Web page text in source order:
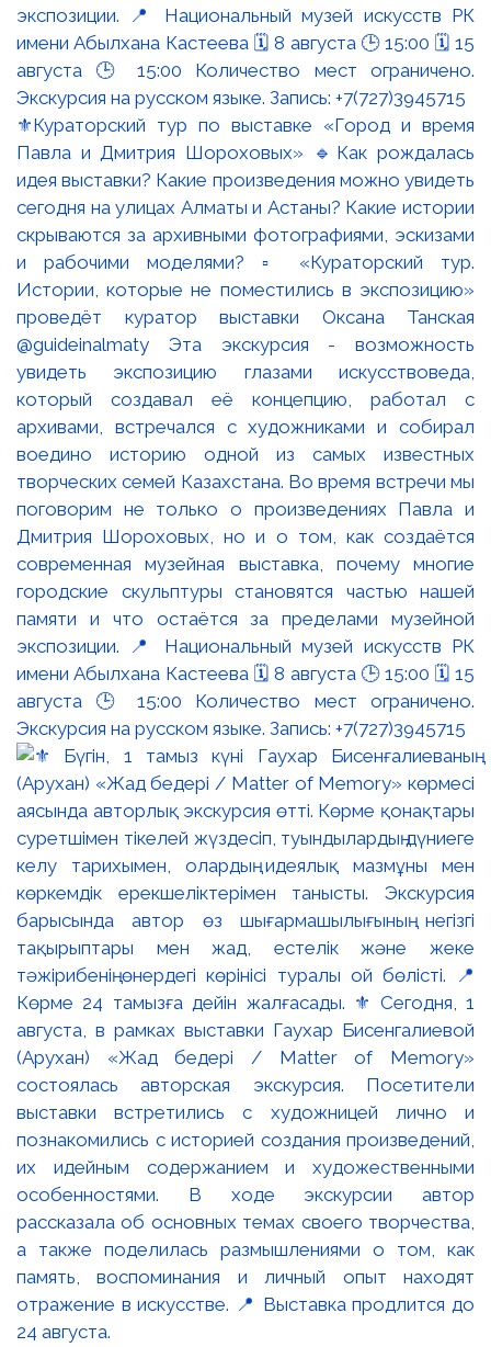
⚜️Кураторский тур по выставке «Город и время
Павла и Дмитрия Шороховых» 🔹Как рождалась
идея выставки? Какие произведения можно увидеть
сегодня на улицах Алматы и Астаны? Какие истории
скрываются за архивными фотографиями, эскизами
и рабочими моделями? ▫️ «Кураторский тур.
Истории, которые не поместились в экспозицию»
проведёт куратор выставки Оксана Танская
@guideinalmaty Эта экскурсия - возможность
увидеть экспозицию глазами искусствоведа,
который создавал её концепцию, работал с
архивами, встречался с художниками и собирал
воедино историю одной из самых известных
творческих семей Казахстана. Во время встречи мы
поговорим не только о произведениях Павла и
Дмитрия Шороховых, но и о том, как создаётся
современная музейная выставка, почему многие
городские скульптуры становятся частью нашей
памяти и что остаётся за пределами музейной
экспозиции. 📍 Национальный музей искусств РК
имени Абылхана Кастеева 🗓 8 августа 🕒 15:00 🗓 15
августа 🕒 15:00 Количество мест ограничено.
Экскурсия на русском языке. Запись: +7(727)3945715